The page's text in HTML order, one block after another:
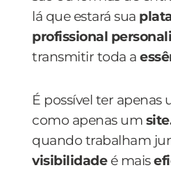
lá que estará sua
profissional
transmitir toda a
É possível ter apenas
como apenas um
quando trabalham
visibilidade é mais